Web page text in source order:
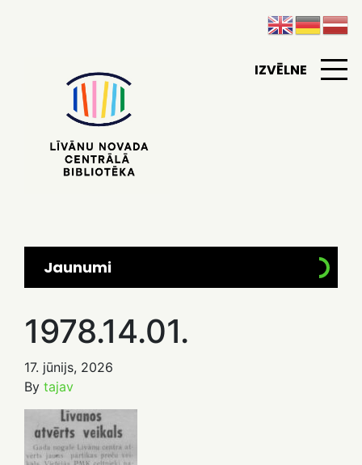
IZVĒLNE
Jaunumi
1978.14.01.
17. jūnijs, 2026
By tajav